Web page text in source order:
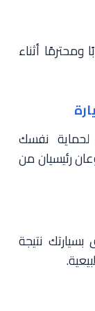
أثناء
لحماية نفسك
رئيسيان من
نتيجة